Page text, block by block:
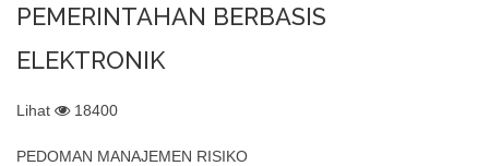
PEMERINTAHAN BERBASIS
ELEKTRONIK
Lihat 18400
PEDOMAN MANAJEMEN RISIKO